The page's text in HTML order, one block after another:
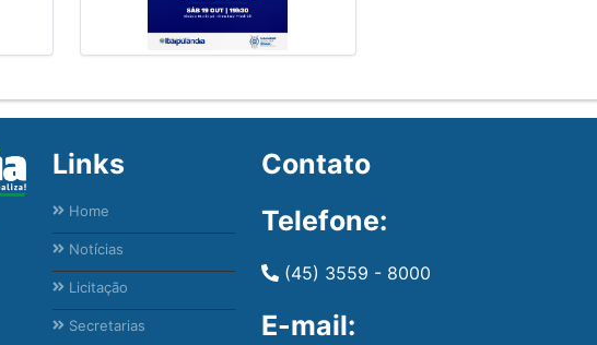
Links
Home
Notícias
Licitação
Secretarias
Contato
Telefone:
(45) 3559 - 8000
E-mail: